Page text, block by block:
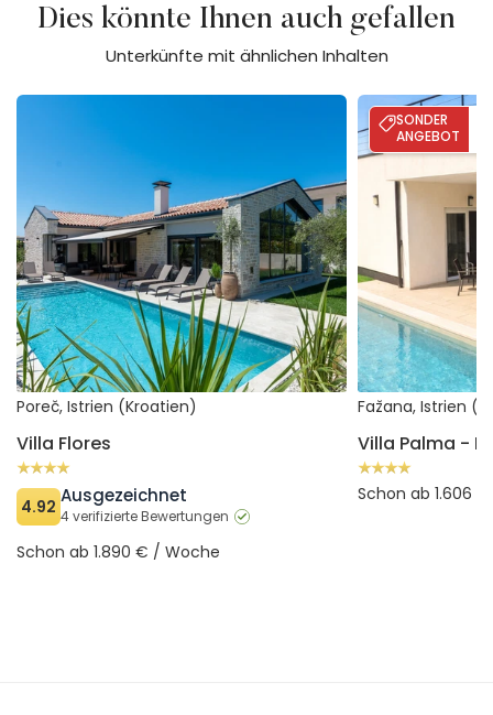
Dies könnte Ihnen auch gefallen
Unterkünfte mit ähnlichen Inhalten
Villa Flores
Poreč, Istrien (Kroatien)
Villa Flores
4.92 Ausgezeichnet
4 verifizierte Bewertungen
Schon ab 1.890 € / Woche
SONDER
ANGEBOT
Villa Palma -
Fažana, Istrien
Schon ab 1.606